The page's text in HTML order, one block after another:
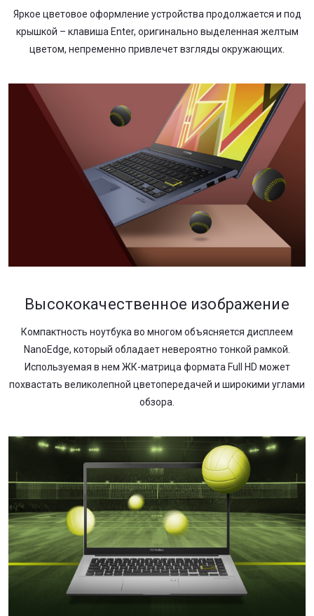
Яркое цветовое оформление устройства продолжается и под
крышкой – клавиша Enter, оригинально выделенная желтым
цветом, непременно привлечет взгляды окружающих.
Высококачественное изображение
Компактность ноутбука во многом объясняется дисплеем
NanoEdge, который обладает невероятно тонкой рамкой.
Используемая в нем ЖК-матрица формата Full HD может
похвастать великолепной цветопередачей и широкими углами
обзора.